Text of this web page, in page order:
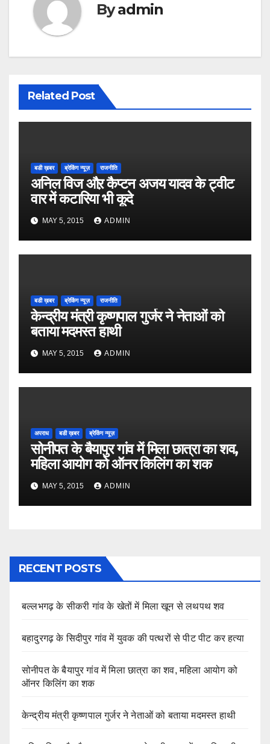
Byadmin
Related Post
बडी ख़बर ब्रेकिंग न्यूज़ राजनीति
अनिल विज औऱ कैप्टन अजय यादव के ट्वीट
वार में कटारिया भी कूदे
MAY 5, 2015 ADMIN
बडी ख़बर ब्रेकिंग न्यूज़ राजनीति
केन्द्रीय मंत्री कृष्णपाल गुर्जर ने नेताओं को
बताया मदमस्त हाथी
MAY 5, 2015 ADMIN
अपराध बडी ख़बर ब्रेकिंग न्यूज़
सोनीपत के बैयापुर गांव में मिला छात्रा का शव,
महिला आयोग को ऑनर किलिंग का शक
MAY 5, 2015 ADMIN
RECENT POSTS
बल्लभगढ़ के सीकरी गांव के खेतों में मिला खून से लथपथ शव
बहादुरगढ़ के सिदीपुर गांव में युवक की पत्थरों से पीट पीट कर हत्या
सोनीपत के बैयापुर गांव में मिला छात्रा का शव, महिला आयोग को
ऑनर किलिंग का शक
केन्द्रीय मंत्री कृष्णपाल गुर्जर ने नेताओं को बताया मदमस्त हाथी